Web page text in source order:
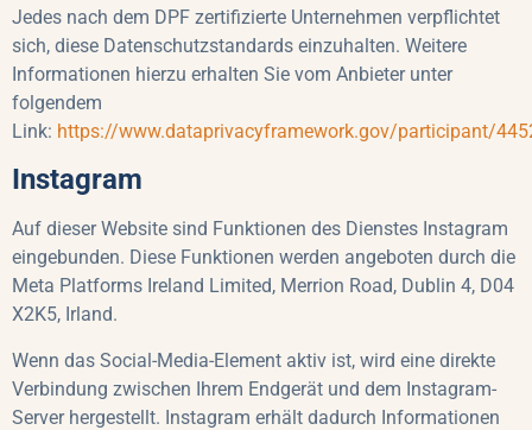
Jedes nach dem DPF zertifizierte Unternehmen verpflichtet
sich, diese Datenschutzstandards einzuhalten. Weitere
Informationen hierzu erhalten Sie vom Anbieter unter
folgendem
Link: https://www.dataprivacyframework.gov/participant/
Instagram
Auf dieser Website sind Funktionen des Dienstes Instagram
eingebunden. Diese Funktionen werden angeboten durch die
Meta Platforms Ireland Limited, Merrion Road, Dublin 4, D04
X2K5, Irland.
Wenn das Social-Media-Element aktiv ist, wird eine direkte
Verbindung zwischen Ihrem Endgerät und dem Instagram-
Server hergestellt. Instagram erhält dadurch Informationen